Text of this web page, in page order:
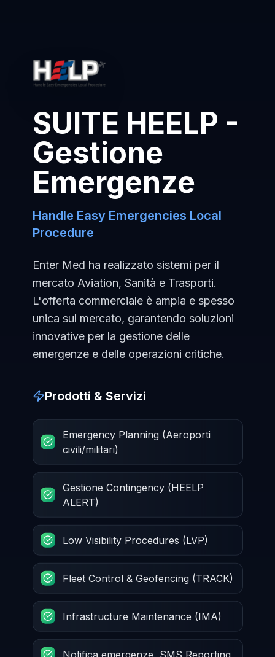
SUITE HEELP -
Gestione
Emergenze
Handle Easy Emergencies Local
Procedure
Enter Med ha realizzato sistemi per il
mercato Aviation, Sanità e Trasporti.
L'offerta commerciale è ampia e spesso
unica sul mercato, garantendo soluzioni
innovative per la gestione delle
emergenze e delle operazioni critiche.
Prodotti & Servizi
Emergency Planning (Aeroporti
civili/militari)
Gestione Contingency (HEELP
ALERT)
Low Visibility Procedures (LVP)
Fleet Control & Geofencing (TRACK)
Infrastructure Maintenance (IMA)
Notifica emergenze, SMS Reporting